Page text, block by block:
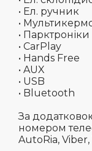
• Ел. ручник
•
• Парктроніки
• CarPlay
• Hands Free
• AUX
• USB
• Bluetooth
За
номером
AutoRia,